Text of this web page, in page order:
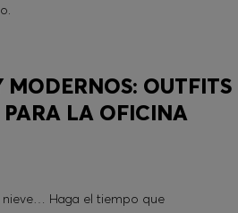
MODERNOS: OUTFITS
LA OFICINA
nieve… Haga el tiempo que